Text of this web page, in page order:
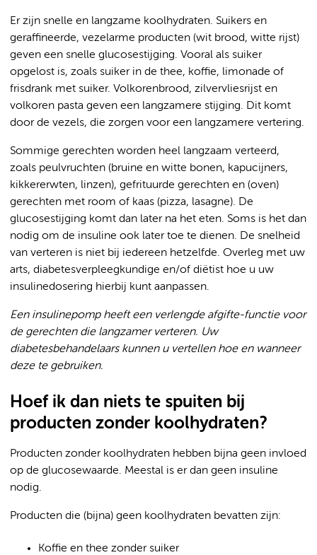
Er zijn snelle en langzame koolhydraten. Suikers en
geraffineerde, vezelarme producten (wit brood, witte rijst)
geven een snelle glucosestijging. Vooral als suiker
opgelost is, zoals suiker in de thee, koffie, limonade of
frisdrank met suiker. Volkorenbrood, zilvervliesrijst en
volkoren pasta geven een langzamere stijging. Dit komt
door de vezels, die zorgen voor een langzamere vertering.
Sommige gerechten worden heel langzaam verteerd,
zoals peulvruchten (bruine en witte bonen, kapucijners,
kikkererwten, linzen), gefrituurde gerechten en (oven)
gerechten met room of kaas (pizza, lasagne). De
glucosestijging komt dan later na het eten. Soms is het dan
nodig om de insuline ook later toe te dienen. De snelheid
van verteren is niet bij iedereen hetzelfde. Overleg met uw
arts, diabetesverpleegkundige en/of diëtist hoe u uw
insulinedosering hierbij kunt aanpassen.
Een insulinepomp heeft een verlengde afgifte-functie voor
de gerechten die langzamer verteren. Uw
diabetesbehandelaars kunnen u vertellen hoe en wanneer
deze te gebruiken.
Hoef ik dan niets te spuiten bij
producten zonder koolhydraten?
Producten zonder koolhydraten hebben bijna geen invloed
op de glucosewaarde. Meestal is er dan geen insuline
nodig.
Producten die (bijna) geen koolhydraten bevatten zijn:
Koffie en thee zonder suiker